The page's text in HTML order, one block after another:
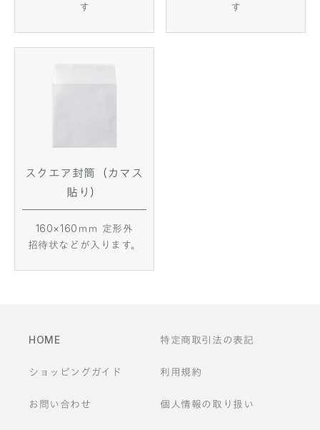
す
す
スクエア封筒（カマス
貼り）
160×160ｍｍ 定形外
招待状などが入ります。
HOME 特定商取引法の表記
ショッピングガイド 利用規約
お問い合わせ 個人情報の取り扱い